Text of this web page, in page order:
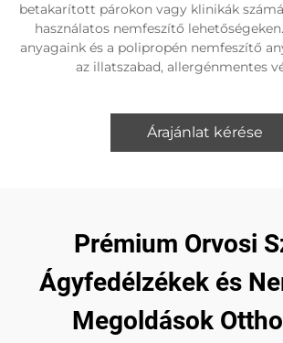
betakarított párokon vagy klinikák
használatos nemfeszítő
anyagaink és a polipropén nemfeszítő
az illatszabad, allergénmentes
Árajánlat kérése
Prémium Orvosi
Ágyfedélzékek és
Megoldások